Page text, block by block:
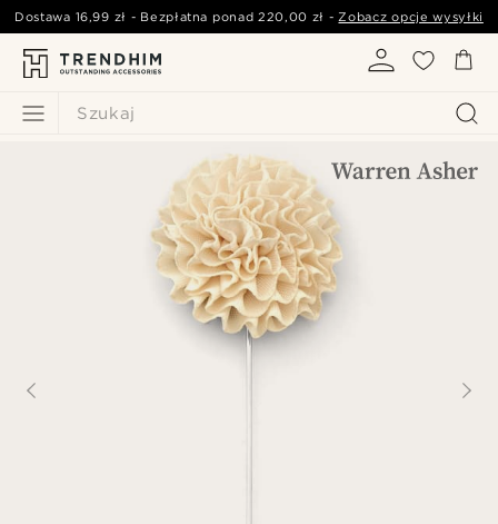
Szukaj
Dostawa 16,99 zł - Bezpłatna ponad220,00 zł -Zobacz opcje wysyłki